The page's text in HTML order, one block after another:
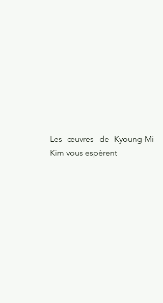
Les œuvres de Kyoung-Mi
Kim vous espèrent